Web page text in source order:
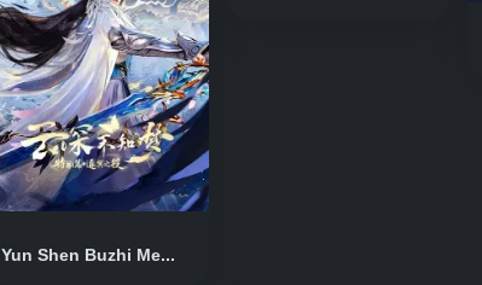
Yun Shen Buzhi Me...